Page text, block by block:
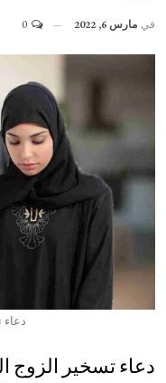
في مارس 6, 2022 0
دعاء
دعاء تسخير الزوج